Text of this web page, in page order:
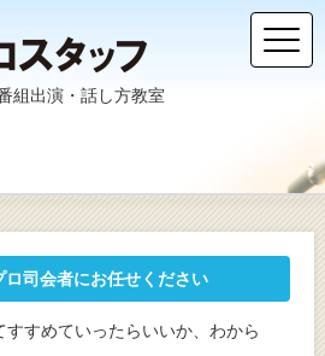
組出演・話し方教室
ロ司会者にお任せください
すめていったらいいか、わから